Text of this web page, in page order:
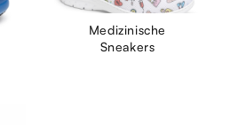
Medizinische
Sneakers